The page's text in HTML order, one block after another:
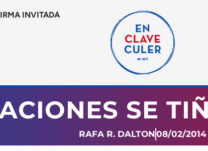
INVITADA
SE
RAFA R. DALTON08/02/2014